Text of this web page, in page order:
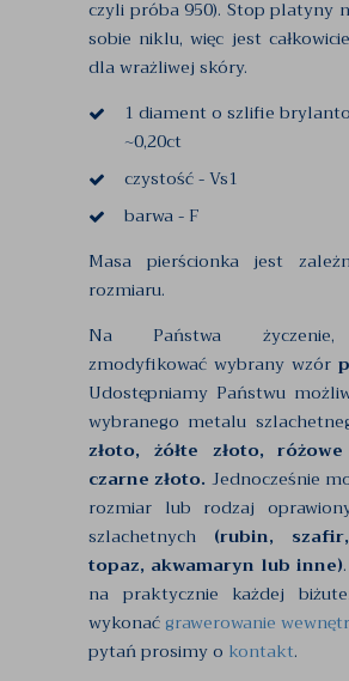
czyli próba 950). Stop platyny
sobie niklu, więc jest
dla wrażliwej skóry.
1 diament o szlifie
~0,20ct
czystość - Vs1
barwa - F
Masa pierścionka jest
rozmiaru.
Na Państwa
zmodyfikować wybrany wzór
Udostępniamy Państwu
wybranego metalu
złoto, żółte złoto,
czarne złoto. Jednocześnie
rozmiar lub rodzaj
szlachetnych (rubin,
topaz, akwamaryn lub inne)
na praktycznie każdej
wykonać grawerowanie
pytań prosimy o kontakt.